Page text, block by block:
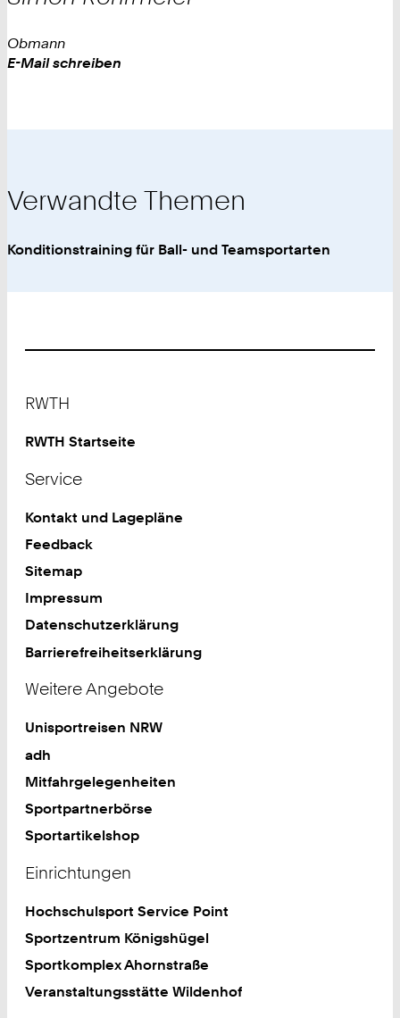
Obmann
Work
E-Mail schreiben
Verwandte Themen
Konditionstraining für Ball- und Teamsportarten
RWTH
RWTH Startseite
Service
Kontakt und Lagepläne
Feedback
Sitemap
Impressum
Datenschutzerklärung
Barrierefreiheitserklärung
Weitere Angebote
Unisportreisen NRW
adh
Mitfahrgelegenheiten
Sportpartnerbörse
Sportartikelshop
Einrichtungen
Hochschulsport Service Point
Sportzentrum Königshügel
Sportkomplex Ahornstraße
Veranstaltungsstätte Wildenhof